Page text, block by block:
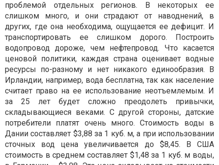
проблемой отдельных регионов. В некоторых ее
слишком много, и они страдают от наводнений, в
других, где она необходима, ощущается ее дефицит. И
транспортировать ее слишком дорого. Построить
водопровод дороже, чем нефтепровод. Что касается
ценовой политики, каждая страна оценивает водные
ресурсы по-разному и нет никакого единообразия. В
Ирландии, например, вода бесплатна, так как население
считает право на ее использование неотъемлемым. И
за 25 лет будет сложно преодолеть привычки,
складывающиеся веками. С другой стороны, датские
потребители платят очень много. Стоимость воды в
Дании составляет $3,88 за 1 куб. м, а при использовании
сточных вод цена увеличивается до $8,45. В США
стоимость в среднем составляет $1,48 за 1 куб. м воды,